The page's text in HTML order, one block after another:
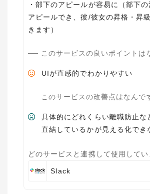
・部下のアピールが容易に（部下
アピールでき、彼/彼女の昇格・昇
きます）
このサービスの良いポイントは
UIが直感的でわかりやすい
このサービスの改善点はなんで
具体的にどれくらい離職防止な
直結しているかが見える化でき
どのサービスと連携して使用してい
Slack